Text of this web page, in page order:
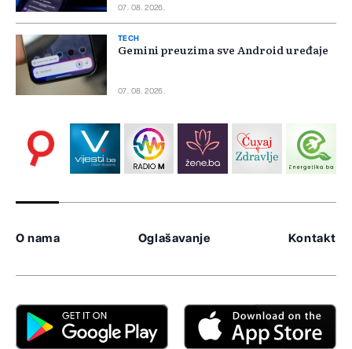
07. 08. 2026.
TECH
Gemini preuzima sve Android uređaje
07. 08. 2026.
O nama Oglašavanje Kontakt